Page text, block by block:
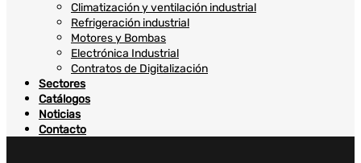
Climatización y ventilación industrial
Refrigeración industrial
Motores y Bombas
Electrónica Industrial
Contratos de Digitalización
Sectores
Catálogos
Noticias
Contacto